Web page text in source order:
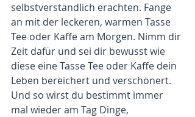
selbstverständlich erachten. Fange
an mit der leckeren, warmen Tasse
Tee oder Kaffe am Morgen. Nimm dir
Zeit dafür und sei dir bewusst wie
diese eine Tasse Tee oder Kaffe dein
Leben bereichert und verschönert.
Und so wirst du bestimmt immer
mal wieder am Tag Dinge,